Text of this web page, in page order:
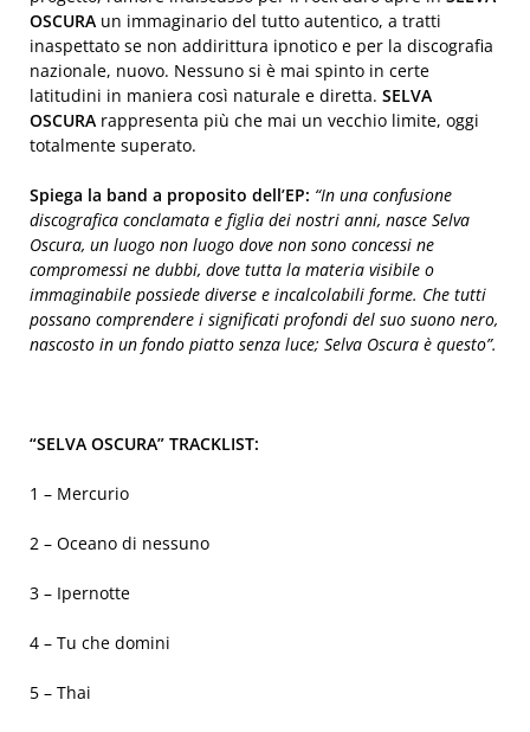
OSCURA un immaginario del tutto autentico, a tratti
inaspettato se non addirittura ipnotico e per la discografia
nazionale, nuovo. Nessuno si è mai spinto in certe
latitudini in maniera così naturale e diretta. SELVA
OSCURA rappresenta più che mai un vecchio limite, oggi
totalmente superato.
Spiega la band a proposito dell’EP: “In una confusione
discografica conclamata e figlia dei nostri anni, nasce Selva
Oscura, un luogo non luogo dove non sono concessi ne
compromessi ne dubbi, dove tutta la materia visibile o
immaginabile possiede diverse e incalcolabili forme. Che tutti
possano comprendere i significati profondi del suo suono nero,
nascosto in un fondo piatto senza luce; Selva Oscura è questo”.
“SELVA OSCURA” TRACKLIST:
1 – Mercurio
2 – Oceano di nessuno
3 – Ipernotte
4 – Tu che domini
5 – Thai